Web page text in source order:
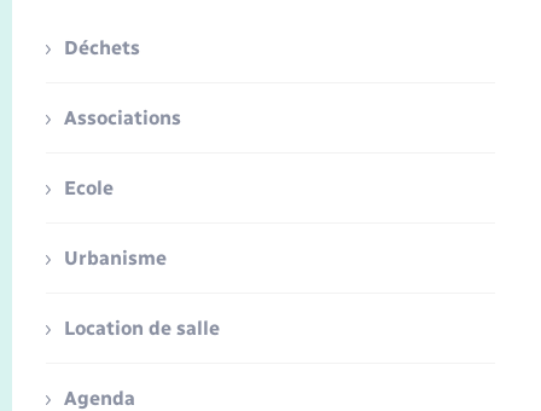
Déchets
Associations
Ecole
Urbanisme
Location de salle
Agenda